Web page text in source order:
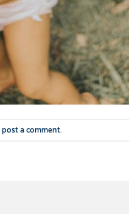
post a comment.